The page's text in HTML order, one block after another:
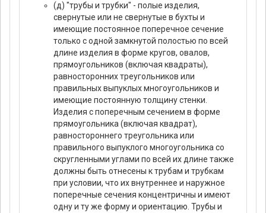
(д) "трубы и трубки" - полые изделия,
свернутые или не свернутые в бухты и
имеющие постоянное поперечное сечение
только с одной замкнутой полостью по всей
длине изделия в форме кругов, овалов,
прямоугольников (включая квадраты),
равносторонних треугольников или
правильных выпуклых многоугольников и
имеющие постоянную толщину стенки.
Изделия с поперечным сечением в форме
прямоугольника (включая квадрат),
равностороннего треугольника или
правильного выпуклого многоугольника со
скругленными углами по всей их длине также
должны быть отнесены к трубам и трубкам
при условии, что их внутреннее и наружное
поперечные сечения концентричны и имеют
одну и ту же форму и ориентацию. Трубы и